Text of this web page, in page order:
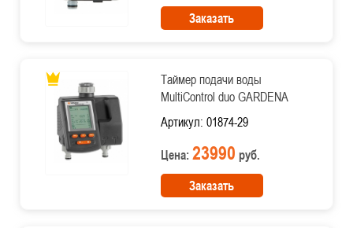
Заказать
Таймер подачи воды
MultiControl duo GARDENA
Артикул: 01874-29
Цена: 23990 руб.
Заказать